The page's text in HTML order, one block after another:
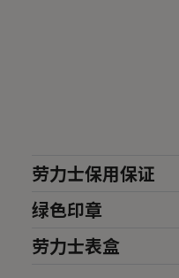
劳力士保用保证
绿色印章
劳力士表盒